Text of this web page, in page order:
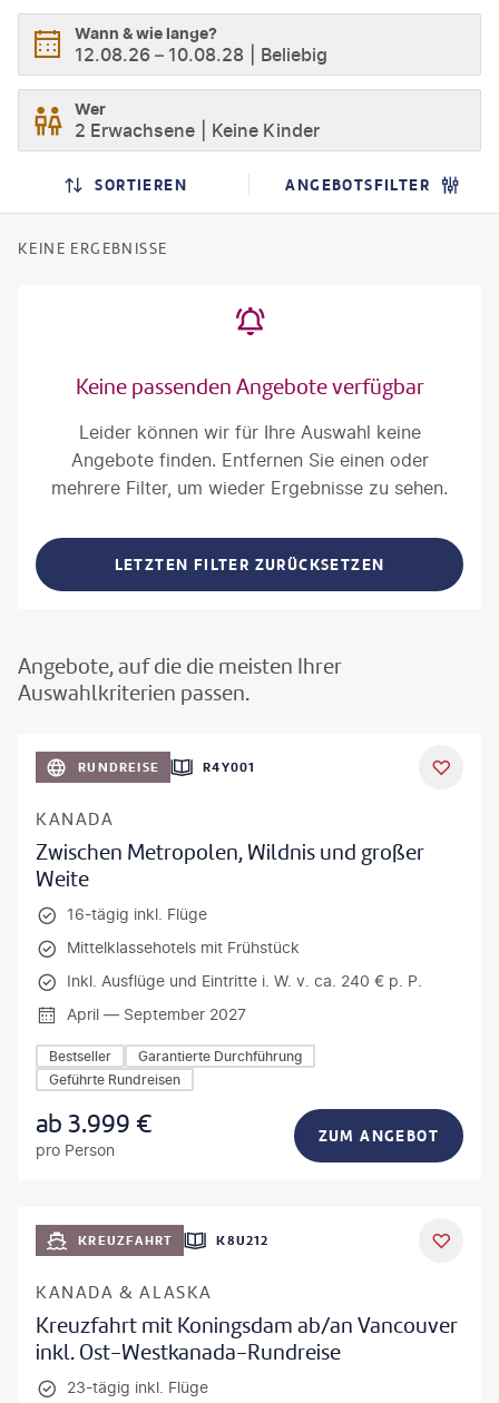
Wann & wie lange?
12.08.26 – 10.08.28 Beliebig
Wer
2 Erwachsene Keine Kinder
SORTIEREN ANGEBOTSFILTER
KEINE ERGEBNISSE
Keine passenden Angebote verfügbar
Leider können wir für Ihre Auswahl keine
Angebote finden. Entfernen Sie einen oder
mehrere Filter, um wieder Ergebnisse zu sehen.
LETZTEN FILTER ZURÜCKSETZEN
Angebote, auf die die meisten Ihrer
Auswahlkriterien passen.
RUNDREISE R4Y001
KANADA
Zwischen Metropolen, Wildnis und großer
Weite
16-tägig inkl. Flüge
Mittelklassehotels mit Frühstück
Inkl. Ausflüge und Eintritte i. W. v. ca. 240 € p. P.
April — September 2027
Bestseller
Garantierte Durchführung
Geführte Rundreisen
ab3.999 €
pro Person
ZUM ANGEBOT
KREUZFAHRT K8U212
KANADA & ALASKA
Kreuzfahrt mit Koningsdam ab/an Vancouver
inkl. Ost-Westkanada-Rundreise
23-tägig inkl. Flüge